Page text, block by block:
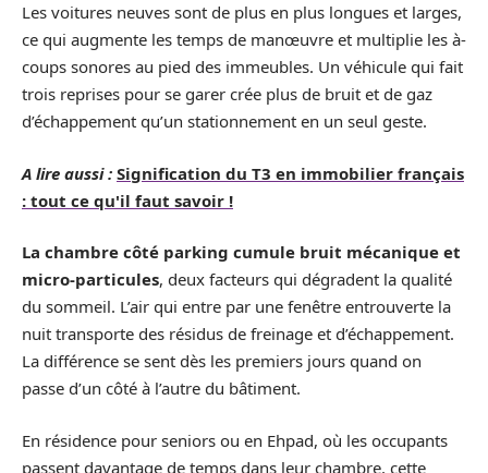
Les voitures neuves sont de plus en plus longues et larges,
ce qui augmente les temps de manœuvre et multiplie les à-
coups sonores au pied des immeubles. Un véhicule qui fait
trois reprises pour se garer crée plus de bruit et de gaz
d’échappement qu’un stationnement en un seul geste.
A lire aussi : Signification du T3 en immobilier français
: tout ce qu'il faut savoir !
La chambre côté parking cumule bruit mécanique et
micro-particules, deux facteurs qui dégradent la qualité
du sommeil. L’air qui entre par une fenêtre entrouverte la
nuit transporte des résidus de freinage et d’échappement.
La différence se sent dès les premiers jours quand on
passe d’un côté à l’autre du bâtiment.
En résidence pour seniors ou en Ehpad, où les occupants
passent davantage de temps dans leur chambre, cette